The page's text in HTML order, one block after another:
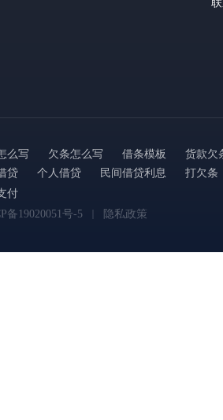
么写 欠条怎么写 借条模板
货款欠
贷
个人借贷 民间借贷利息
打欠条
付
备19020051号-5 隐私政策